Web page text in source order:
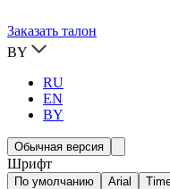
Заказать талон
BY
RU
EN
BY
Обычная версия
Шрифт
По умолчанию Arial